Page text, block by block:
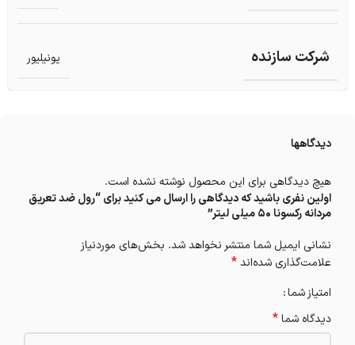
شرکت سازنده یونیلیور
دیدگاهها
هیچ دیدگاهی برای این محصول نوشته نشده است.
اولین نفری باشید که دیدگاهی را ارسال می کنید برای “رول ضد تعریق
مردانه رکسونا 50 میلی ‎لیتر”
نشانی ایمیل شما منتشر نخواهد شد. بخش‌های موردنیاز
علامت‌گذاری شده‌اند*
امتیاز شما
دیدگاه شما*